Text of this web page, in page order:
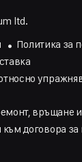
ltd.
Политика за
връщане
договора